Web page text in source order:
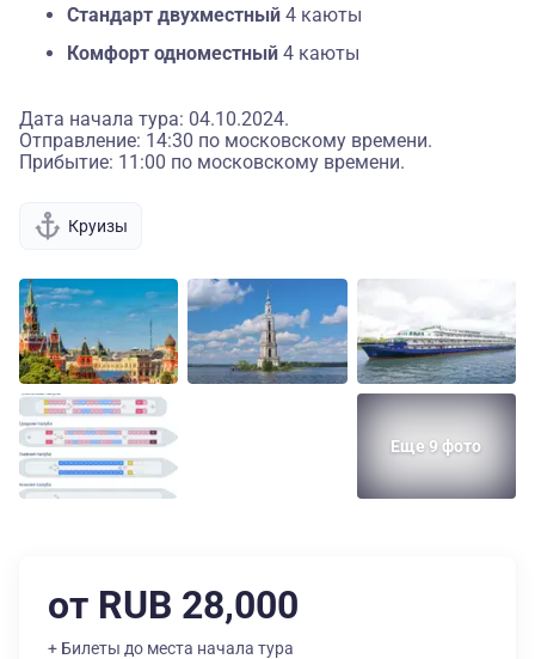
Стандарт двухместный 4 каюты
Комфорт одноместный 4 каюты
Дата начала тура: 04.10.2024.
Отправление: 14:30 по московскому времени.
Прибытие: 11:00 по московскому времени.
Круизы
Еще 9 фото
от RUB 28,000
+ Билеты до места начала тура